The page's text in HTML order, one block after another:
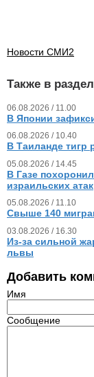
Новости СМИ2
Также в
06.08.2026 / 11.00
В Японии
06.08.2026 / 10.40
В Таиланде тигр
05.08.2026 / 14.45
В Газе
израильских атак
05.08.2026 / 11.10
Свыше 140
03.08.2026 / 16.30
Из‑за сильной
львы
Добавить
Имя
Сообщение